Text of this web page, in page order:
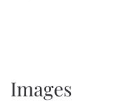
Images